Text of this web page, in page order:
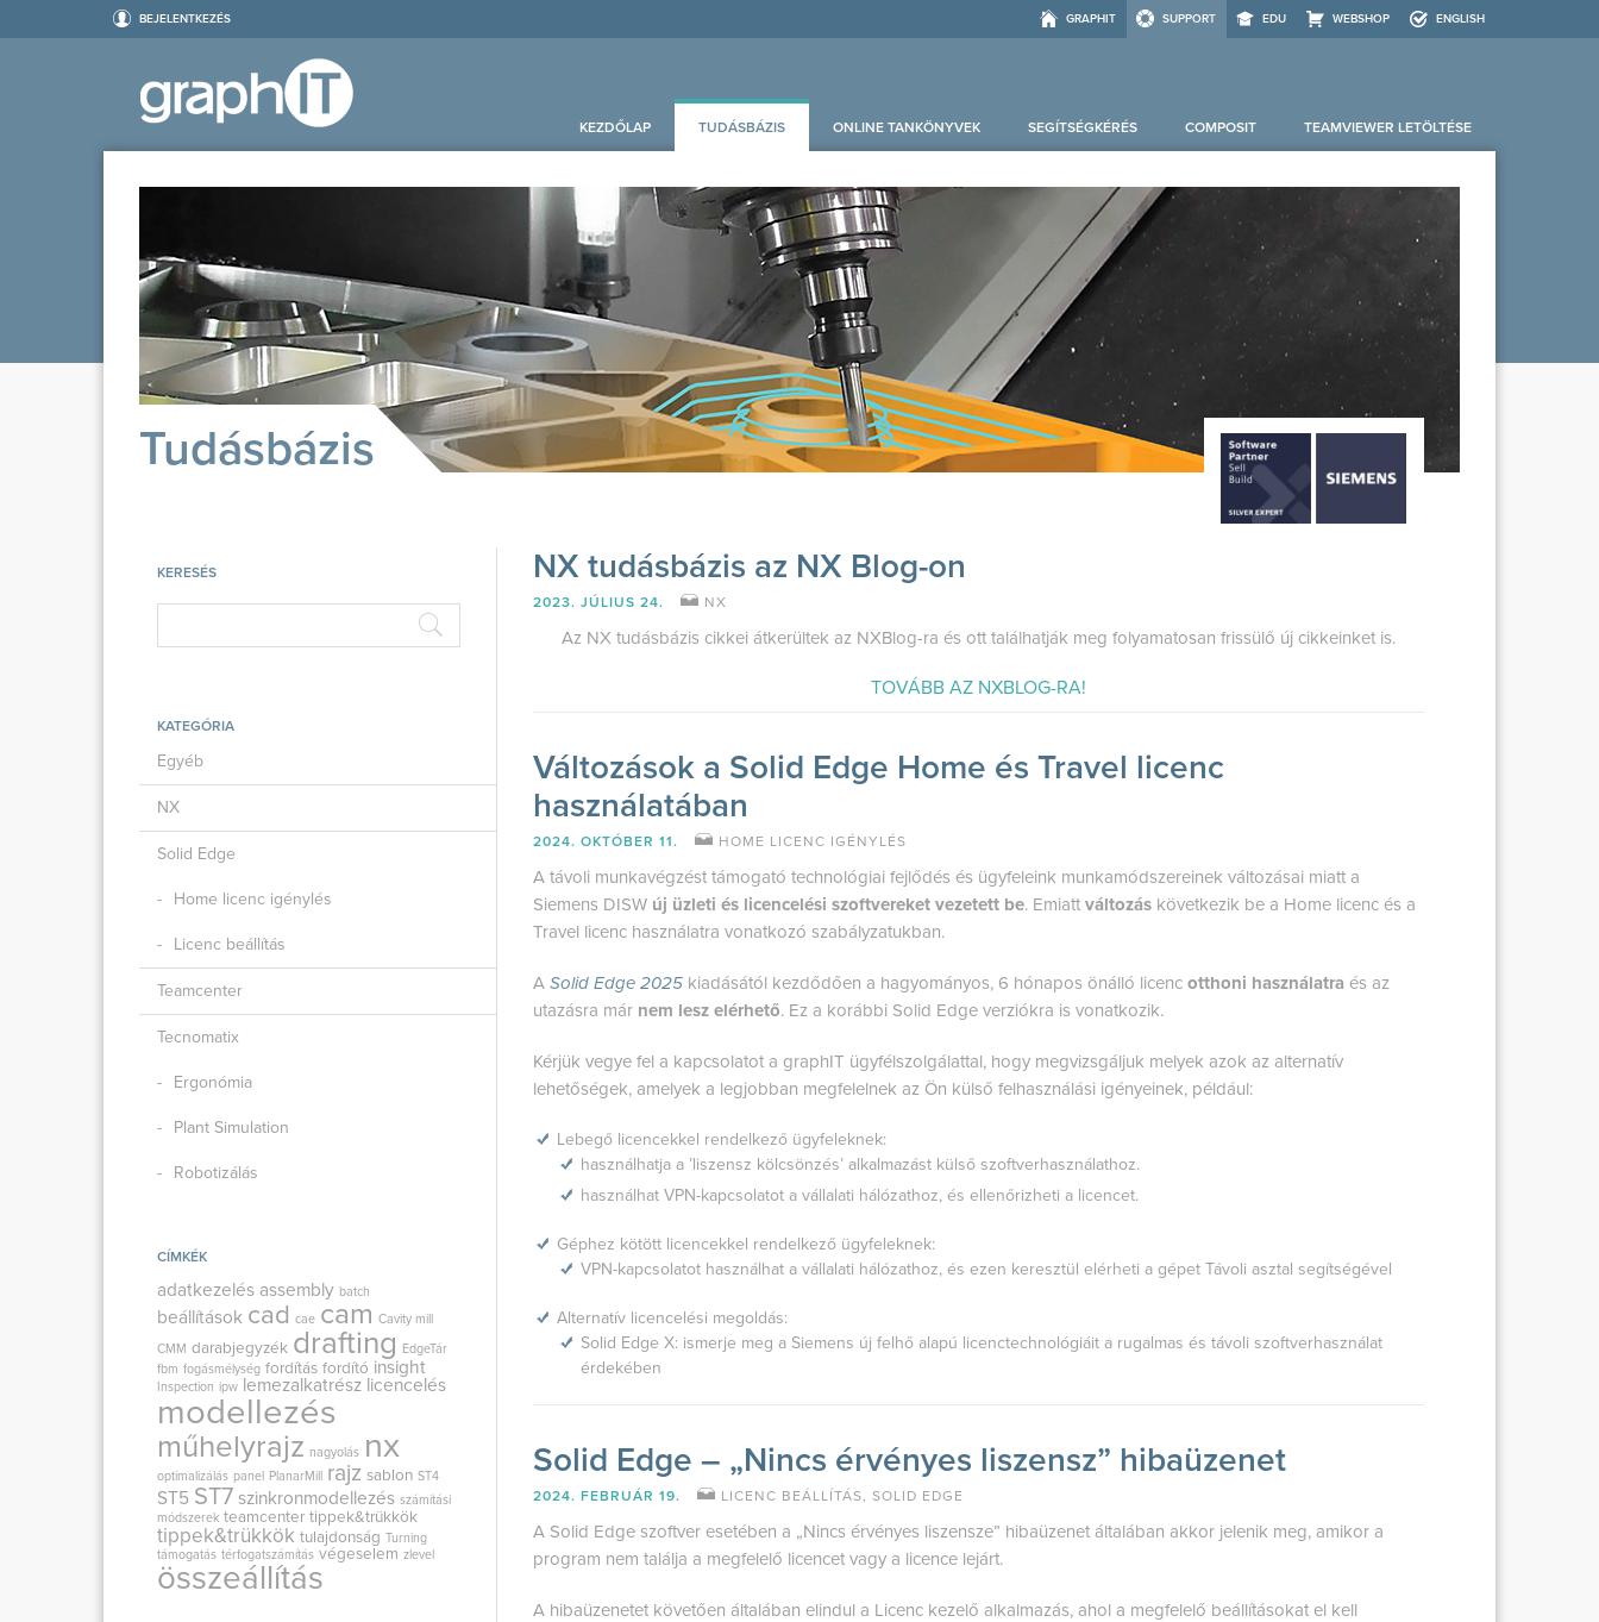
BEJELENTKEZÉS GRAPHIT SUPPORT EDU WEBSHOP ENGLISH
KEZDŐLAP TUDÁSBÁZIS ONLINE TANKÖNYVEK SEGÍTSÉGKÉRÉS COMPOSIT TEAMVIEWER LETÖLTÉSE
Tudásbázis
KERESÉS
KATEGÓRIA
Egyéb
NX
Solid Edge
Home licenc igénylés
Licenc beállítás
Teamcenter
Tecnomatix
Ergonómia
Plant Simulation
Robotizálás
CÍMKÉK
adatkezelés assembly batch
beállítások cad cae cam Cavity mill
CMM darabjegyzék drafting EdgeTár
fbm fogásmélység fordítás fordító insight
Inspection ipw lemezalkatrész licencelés
modellezés
műhelyrajz nagyolás nx
optimalizálás panel PlanarMill rajz sablon ST4
ST5 ST7 szinkronmodellezés számítási
módszerek teamcenter tippek&trükkök
tippek&trükkök tulajdonság Turning
támogatás térfogatszámítás végeselem zlevel
összeállítás
NX tudásbázis az NX Blog-on
2023. JÚLIUS 24. NX
Az NX tudásbázis cikkei átkerültek az NXBlog-ra és ott találhatják meg folyamatosan frissülő új cikkeinket is.
TOVÁBB AZ NXBLOG-RA!
Változások a Solid Edge Home és Travel licenc
használatában
2024. OKTÓBER 11. HOME LICENC IGÉNYLÉS
A távoli munkavégzést támogató technológiai fejlődés és ügyfeleink munkamódszereinek változásai miatt a
Siemens DISW új üzleti és licencelési szoftvereket vezetett be. Emiatt változás következik be a Home licenc és a
Travel licenc használatra vonatkozó szabályzatukban.
A Solid Edge 2025 kiadásától kezdődően a hagyományos, 6 hónapos önálló licenc otthoni használatra és az
utazásra már nem lesz elérhető. Ez a korábbi Solid Edge verziókra is vonatkozik.
Kérjük vegye fel a kapcsolatot a graphIT ügyfélszolgálattal, hogy megvizsgáljuk melyek azok az alternatív
lehetőségek, amelyek a legjobban megfelelnek az Ön külső felhasználási igényeinek, például:
Lebegő licencekkel rendelkező ügyfeleknek:
használhatja a ’liszensz kölcsönzés’ alkalmazást külső szoftverhasználathoz.
használhat VPN-kapcsolatot a vállalati hálózathoz, és ellenőrizheti a licencet.
Géphez kötött licencekkel rendelkező ügyfeleknek:
VPN-kapcsolatot használhat a vállalati hálózathoz, és ezen keresztül elérheti a gépet Távoli asztal segítségével
Alternatív licencelési megoldás:
Solid Edge X: ismerje meg a Siemens új felhő alapú licenctechnológiáit a rugalmas és távoli szoftverhasználat
érdekében
Solid Edge – „Nincs érvényes liszensz” hibaüzenet
2024. FEBRUÁR 19. LICENC BEÁLLÍTÁS, SOLID EDGE
A Solid Edge szoftver esetében a „Nincs érvényes liszensze” hibaüzenet általában akkor jelenik meg, amikor a
program nem találja a megfelelő licencet vagy a licence lejárt.
A hibaüzenetet követően általában elindul a Licenc kezelő alkalmazás, ahol a megfelelő beállításokat el kell